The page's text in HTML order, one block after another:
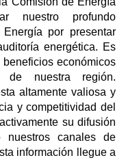
nuestro profundo
por presentar
energética. Es
beneficios económicos
de nuestra región.
altamente valiosa y
y competitividad del
su difusión
nuestros canales de
información llegue a